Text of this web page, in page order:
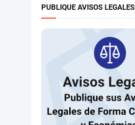
PUBLIQUE AVISOS LEGALES